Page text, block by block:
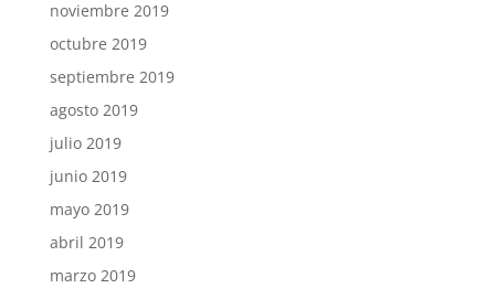
noviembre 2019
octubre 2019
septiembre 2019
agosto 2019
julio 2019
junio 2019
mayo 2019
abril 2019
marzo 2019